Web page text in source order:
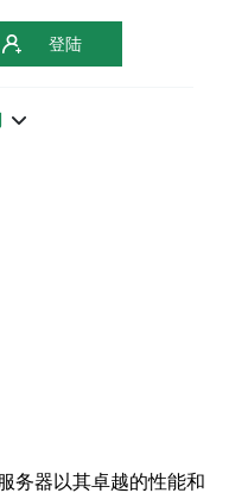
登陆
务器以其卓越的性能和